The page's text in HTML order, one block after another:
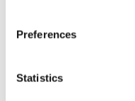
Preferences
Statistics
Snabblager 1-3 dagar